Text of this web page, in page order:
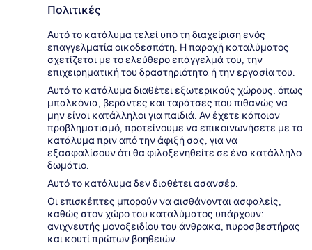
Πολιτικές
Αυτό το κατάλυμα τελεί υπό τη διαχείριση ενός
επαγγελματία οικοδεσπότη. Η παροχή καταλύματος
σχετίζεται με το ελεύθερο επάγγελμά του, την
επιχειρηματική του δραστηριότητα ή την εργασία του.
Αυτό το κατάλυμα διαθέτει εξωτερικούς χώρους, όπως
μπαλκόνια, βεράντες και ταράτσες που πιθανώς να
μην είναι κατάλληλοι για παιδιά. Αν έχετε κάποιον
προβληματισμό, προτείνουμε να επικοινωνήσετε με το
κατάλυμα πριν από την άφιξή σας, για να
εξασφαλίσουν ότι θα φιλοξενηθείτε σε ένα κατάλληλο
δωμάτιο.
Αυτό το κατάλυμα δεν διαθέτει ασανσέρ.
Οι επισκέπτες μπορούν να αισθάνονται ασφαλείς,
καθώς στον χώρο του καταλύματος υπάρχουν:
ανιχνευτής μονοξειδίου του άνθρακα, πυροσβεστήρας
και κουτί πρώτων βοηθειών.